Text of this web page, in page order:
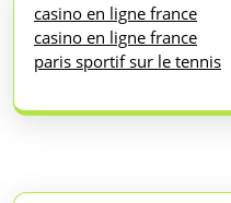
casino en ligne france
casino en ligne france
paris sportif sur le tennis